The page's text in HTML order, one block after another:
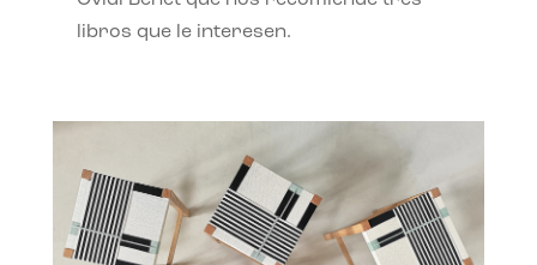
libros que le interesen.